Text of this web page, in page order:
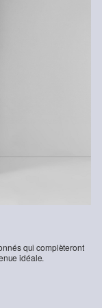
qui complèteront
idéale.